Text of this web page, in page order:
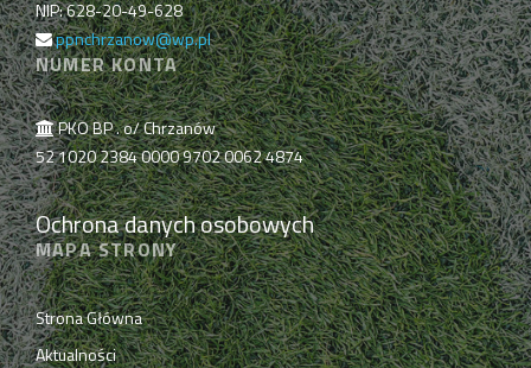
NIP: 628-20-49-628
ppnchrzanow@wp.pl
NUMER KONTA
PKO BP . o/ Chrzanów
52 1020 2384 0000 9702 0062 4874
Ochrona danych osobowych
MAPA STRONY
Strona Główna
Aktualności